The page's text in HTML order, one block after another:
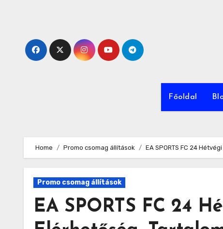
Főoldal
Home Promo csomag állítások EA SPORTS FC 24
Promo csomag állítások
EA SPORTS FC 24